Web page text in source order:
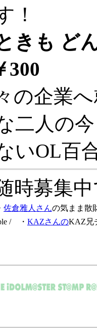
！
きも ど
300
の企業
二人の
いOL百
時募集
佐倉雅人さんの気まま散
/ ・ KAZさんのKAZ兄